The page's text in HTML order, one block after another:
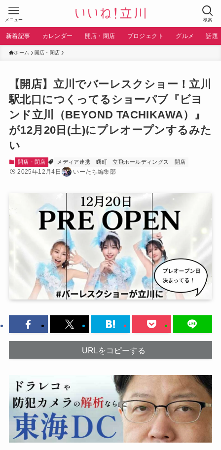
検索
メニュー
新着記事 カレンダー 開店・閉店 プロジェクト グルメ 話題
ホーム 開店・閉店
【開店】立川でバーレスクショー！立川
駅北口につくってるショーパブ『ビヨ
ンド立川（BEYOND TACHIKAWA）』
が12月20日(土)にプレオープンするみた
い
開店・閉店 メディア連携 曙町 立飛ホールディングス 開店
2025年12月4日 いーたち編集部
URLをコピーする